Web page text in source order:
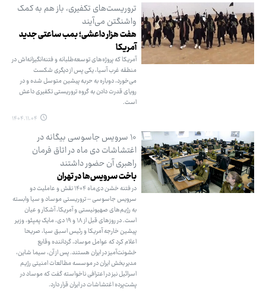
تروریست‌های تکفیری، باز هم به کمک
واشنگتن می‌آیند
هفت هزار داعشی؛ بمب ساعتی جدید
آمریکا
آمریکا که پروژه‌های توسعه‌طلبانه و فتنه‌انگیزانه‌اش در
منطقه غرب آسیا، یکی پس از دیگری شکست
می‌خورد، دوباره به حربه پیشین متوسل شده و در
رویای قدرت دادن به گروه تروریستی تکفیری داعش
است.
۱۴۰۴.۱۱.۰۴
۱۰ سرویس جاسوسی بیگانه در
اغتشاشات دی ‌ماه در اتاق فرمان
راهبری آن حضور داشتند
باخت سرویس‌ها در تهران
در فتنه خشن دی‌ماه ۱۴۰۴ نقش و عاملیت دو
سرویس جاسوسی – تروریستی موساد و سیا وابسته
به رژیم‌های صهیونیستی و آمریکا، آشکار و عیان
است. در روزهای قبل از ۱۸ و ۱۹ دی، مایک پمپئو، وزیر
پیشین خارجه آمریکا و رئیس اسبق سیا، صریحا
اعلام کرد که عوامل موساد، گرداننده وقایع
خشونت‌آمیز در ایران هستند. پس از آن، سیما شاین،
مدیر بخش ایران در موسسه مطالعات امنیتی رژیم
اسرائیل نیز در اعترافی ناخواسته گفت که موساد در
پشت‌پرده اغتشاشات در ایران قرار دارد.